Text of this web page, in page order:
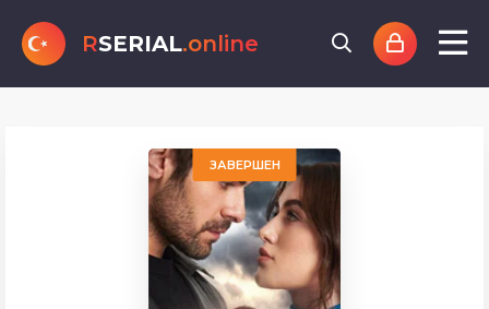
RSERIAL.online
ЗАВЕРШЕН